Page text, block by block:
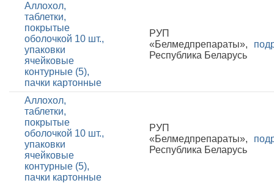
Аллохол,
таблетки,
покрытые
оболочкой 10 шт.,
упаковки
ячейковые
контурные (5),
пачки картонные
РУП
«Белмедпрепараты»,
Республика Беларусь
Аллохол,
таблетки,
покрытые
оболочкой 10 шт.,
упаковки
ячейковые
контурные (5),
пачки картонные
РУП
«Белмедпрепараты»,
Республика Беларусь